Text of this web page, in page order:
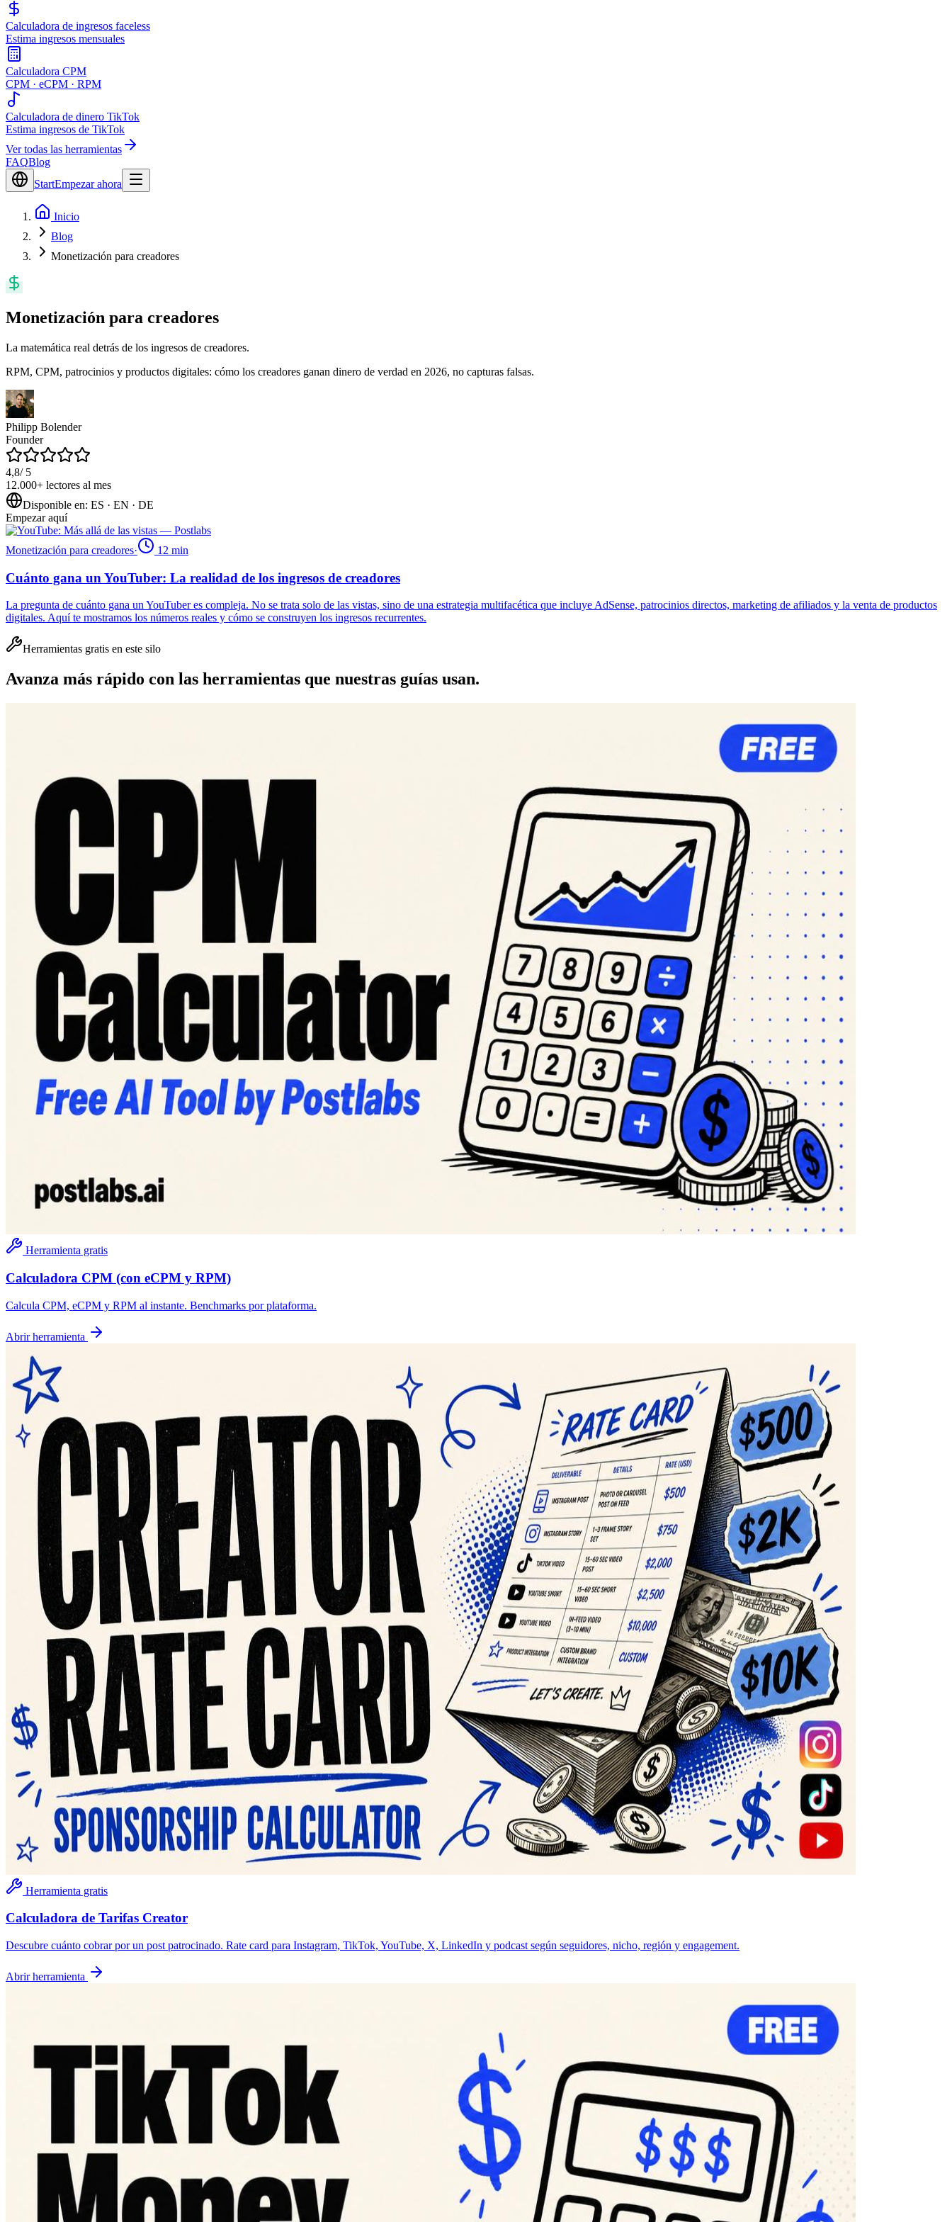
Calculadora de ingresos faceless
Estima ingresos mensuales
Calculadora CPM
CPM · eCPM · RPM
Calculadora de dinero TikTok
Estima ingresos de TikTok
Ver todas las herramientas
FAQBlog
StartEmpezar ahora
Inicio
Blog
Monetización para creadores
Monetización para creadores
La matemática real detrás de los ingresos de creadores.
RPM, CPM, patrocinios y productos digitales: cómo los creadores ganan dinero de verdad en 2026, no capturas falsas.
Philipp Bolender
Founder
4,8/ 5
12.000+ lectores al mes
Disponible en: ES · EN · DE
Empezar aquí
Monetización para creadores· 12 min
Cuánto gana un YouTuber: La realidad de los ingresos de creadores
La pregunta de cuánto gana un YouTuber es compleja. No se trata solo de las vistas, sino de una estrategia multifacética que incluye AdSense, patrocinios directos, marketing de afiliados y la venta de productos
digitales. Aquí te mostramos los números reales y cómo se construyen los ingresos recurrentes.
Herramientas gratis en este silo
Avanza más rápido con las herramientas que nuestras guías usan.
Herramienta gratis
Calculadora CPM (con eCPM y RPM)
Calcula CPM, eCPM y RPM al instante. Benchmarks por plataforma.
Abrir herramienta
Herramienta gratis
Calculadora de Tarifas Creator
Descubre cuánto cobrar por un post patrocinado. Rate card para Instagram, TikTok, YouTube, X, LinkedIn y podcast según seguidores, nicho, región y engagement.
Abrir herramienta